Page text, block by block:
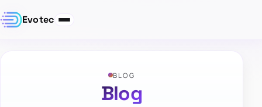
Evotec
BLOG
Blog